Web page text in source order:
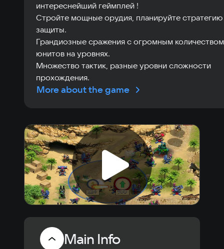
интереснейший геймплей !
Стройте мощные орудия, планируйте стратегию
защиты.
Грандиозные сражения с огромным количеством
юнитов на уровнях.
Множество тактик, разные уровни сложности
прохождения.
Уникальная система улучшений орудий и
Помогите отстоять независимость Египта,
управляемого прекрасной Клеопатрой.
More about the game
Main Info